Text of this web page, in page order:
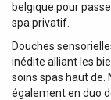
belgique pour
spa privatif.
Douches
inédite alliant les
soins spas haut de.
également en duo